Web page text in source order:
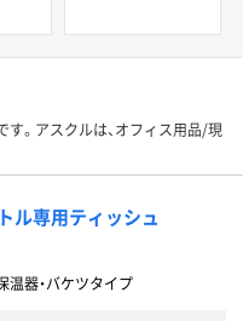
す。アスクルは、オフィス用品/現
専用ティッシュ
温器・バケツタイプ